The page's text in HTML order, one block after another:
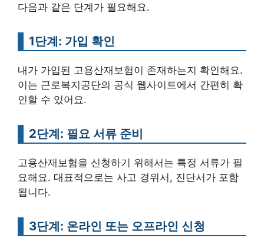
다음과 같은 단계가 필요해요.
1단계: 가입 확인
내가 가입된 고용산재보험이 존재하는지 확인해요.
이는 근로복지공단의 공식 웹사이트에서 간편히 확
인할 수 있어요.
2단계: 필요 서류 준비
고용산재보험을 신청하기 위해서는 특정 서류가 필
요해요. 대표적으로는 사고 경위서, 진단서가 포함
됩니다.
3단계: 온라인 또는 오프라인 신청